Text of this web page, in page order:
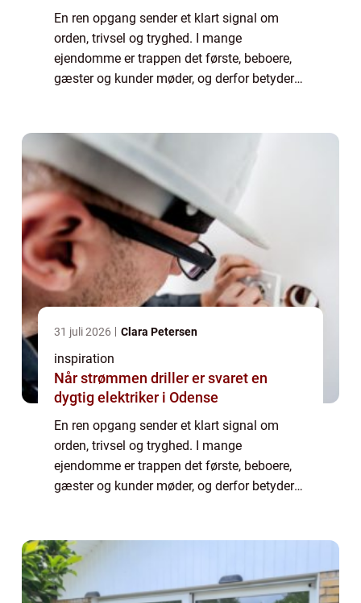
En ren opgang sender et klart signal om
orden, trivsel og tryghed. I mange
ejendomme er trappen det første, beboere,
gæster og kunder møder, og derfor betyder
han...
31 juli 2026 Clara Petersen
inspiration
Når strømmen driller er svaret en
dygtig elektriker i Odense
En ren opgang sender et klart signal om
orden, trivsel og tryghed. I mange
ejendomme er trappen det første, beboere,
gæster og kunder møder, og derfor betyder
han...